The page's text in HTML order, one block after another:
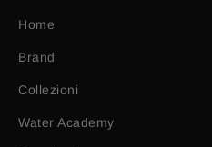
Home
Brand
Collezioni
Water Academy